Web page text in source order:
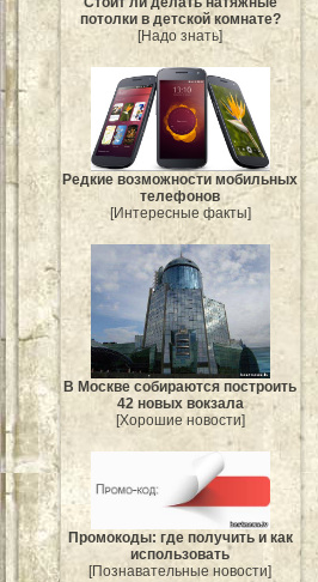
потолки в детской комнате?
[Надо знать]
Редкие возможности мобильных
телефонов
[Интересные факты]
В Москве собираются построить
42 новых вокзала
[Хорошие новости]
Промокоды: где получить и как
использовать
[Познавательные новости]